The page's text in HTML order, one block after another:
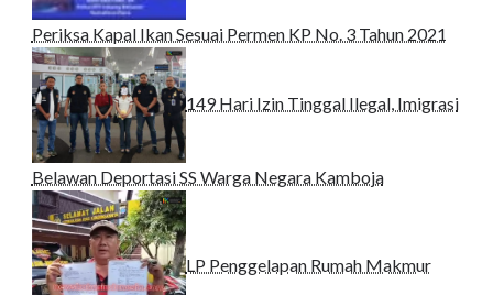
Periksa Kapal Ikan Sesuai Permen KP No. 3 Tahun 2021
149 Hari Izin Tinggal Ilegal, Imigrasi
Belawan Deportasi SS Warga Negara Kamboja
LP Penggelapan Rumah Makmur